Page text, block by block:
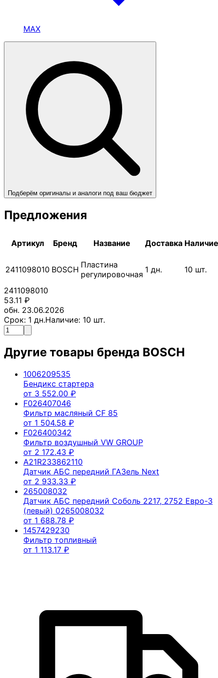
MAX
Подберём оригиналы и аналоги под ваш бюджет
Предложения
Артикул Бренд Название Доставка Наличие
2411098010 BOSCH Пластина
регулировочная 1 дн. 10 шт.
2411098010
53.11 ₽
обн. 23.06.2026
Срок: 1 дн.Наличие: 10 шт.
Другие товары бренда BOSCH
1006209535
Бендикс стартера
от 3 552.00 ₽
F026407046
Фильтр масляный CF 85
от 1 504.58 ₽
F026400342
Фильтр воздушный VW GROUP
от 2 172.43 ₽
A21R233862110
Датчик АБС передний ГАЗель Next
от 2 933.33 ₽
265008032
Датчик АБС передний Соболь 2217, 2752 Евро-3
(левый) 0265008032
от 1 688.78 ₽
1457429230
Фильтр топливный
от 1 113.17 ₽